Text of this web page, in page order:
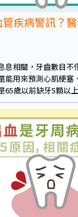
疾病警訊？
息相關，牙齒數目
能用來預測心肌梗
65歲以前缺牙5顆以
養「牙也能存健康
於北市林森公園舉行
起「護」齒保健康。